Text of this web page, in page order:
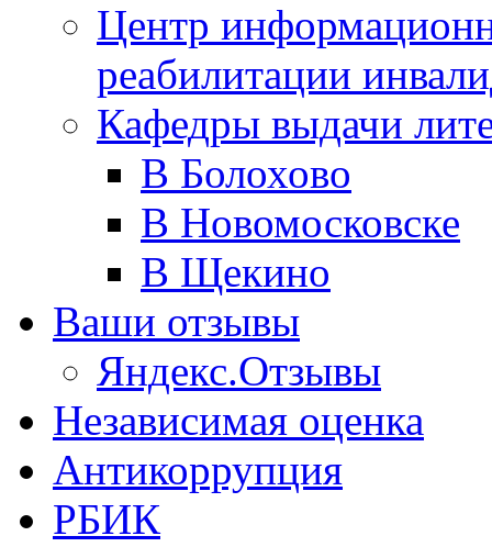
Центр
реабилитации
Кафедры выдачи
В Болохово
В Новомосковске
В Щекино
Ваши отзывы
Яндекс.Отзывы
Независимая оценка
Антикоррупция
РБИК